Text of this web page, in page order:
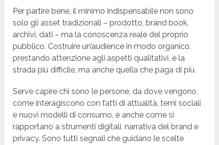
Per partire bene, il minimo indispensabile non sono
solo gli asset tradizionali – prodotto, brand book,
archivi, dati – ma la conoscenza reale del proprio
pubblico. Costruire un’audience in modo organico,
prestando attenzione agli aspetti qualitativi, è la
strada più difficile, ma anche quella che paga di più.
Serve capire chi sono le persone, da dove vengono,
come interagiscono con fatti di attualità, temi sociali
e nuovi modelli di consumo, e anche come si
rapportano a strumenti digitali, narrativa del brand e
privacy. Sono tutti segnali che guidano le scelte